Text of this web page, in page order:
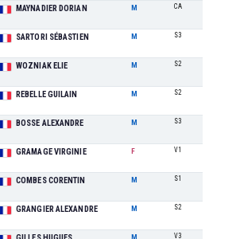
MAYNADIER DORIAN M CA
SARTORI SÉBASTIEN M S3
WOZNIAK ELIE M S2
REBELLE GUILAIN M S2
BOSSE ALEXANDRE M S3
GRAMAGE VIRGINIE F V1
COMBES CORENTIN M S1
GRANGIER ALEXANDRE M S2
M V3